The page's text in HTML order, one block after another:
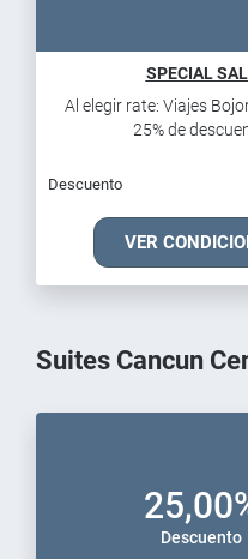
SPECIAL
Al elegir rate: Viajes
25% de
Descuento
VER
Suites Cancun
Descuento